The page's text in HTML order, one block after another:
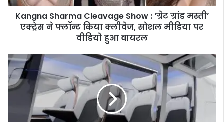
एक्ट्रेस
फ्लॉन्ट
सोशल
मीडिया
पर
वीडियो
Kangna Sharma Cleavage Show : ‘ग्रेट ग्रांड मस्ती’
एक्ट्रेस ने फ्लॉन्ट किया क्लीवेज, सोशल मीडिया पर
वीडियो हुआ वायरल
Air
Taxi
:
बेंगलुरु